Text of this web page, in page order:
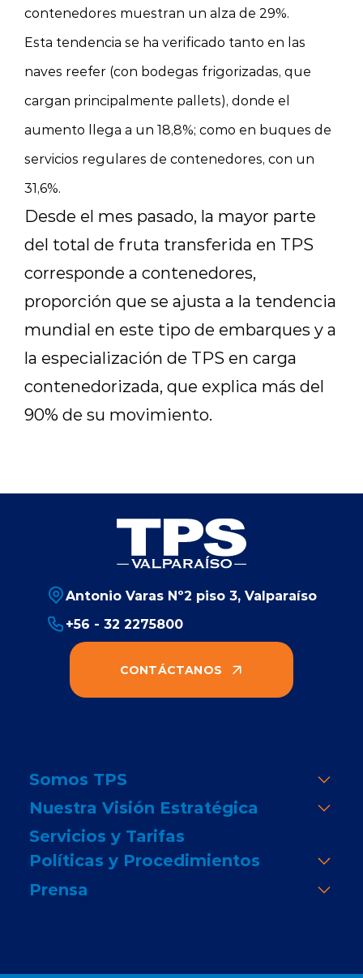
contenedores muestran un alza de 29%.
Esta tendencia se ha verificado tanto en las
naves reefer (con bodegas frigorizadas, que
cargan principalmente pallets), donde el
aumento llega a un 18,8%; como en buques de
servicios regulares de contenedores, con un
31,6%.
Desde el mes pasado, la mayor parte
del total de fruta transferida en TPS
corresponde a contenedores,
proporción que se ajusta a la tendencia
mundial en este tipo de embarques y a
la especialización de TPS en carga
contenedorizada, que explica más del
90% de su movimiento.
Antonio Varas Nº2 piso 3, Valparaíso
+56 - 32 2275800
CONTÁCTANOS
Somos TPS
Nuestra Visión Estratégica
Servicios y Tarifas
Políticas y Procedimientos
Prensa